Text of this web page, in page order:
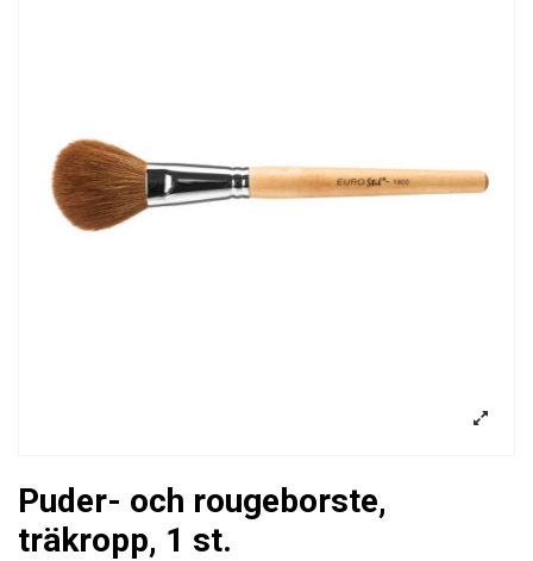
Puder- och rougeborste,
träkropp, 1 st.